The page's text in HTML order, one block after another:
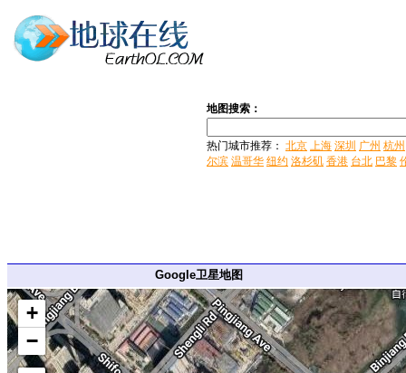
地图搜索：
热门城市推荐： 北京 上海 深圳 广州 杭州
尔滨 温哥华 纽约 洛杉矶 香港 台北 巴黎
Google卫星地图
+
−